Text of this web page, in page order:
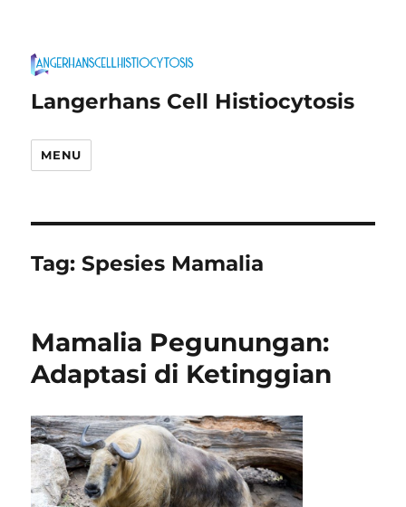
Langerhans Cell Histiocytosis
MENU
Tag:Spesies Mamalia
Mamalia Pegunungan:
Adaptasi di Ketinggian